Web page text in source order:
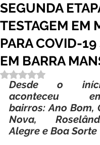
SEGUNDA
TESTAGEM EM
PARA COVID-19
EM BARRA
Avaliado com NaN de 5
Desde o
aconteceu
bairros: Ano Bom,
Nova,
Alegre e Boa Sorte